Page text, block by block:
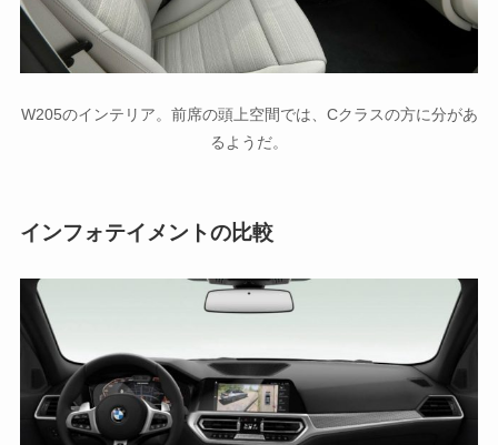
W205のインテリア。前席の頭上空間では、Cクラスの方に分があ
るようだ。
インフォテイメントの比較